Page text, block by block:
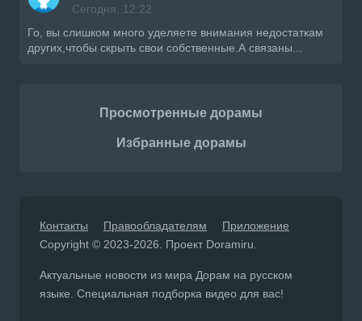
Сегодня, 12:22
Го, вы слишком много уделяете внимания недостаткам
других,чтобы скрыть свои собственные.А связаны...
Просмотренные дорамы
Избранные дорамы
Контакты Правообладателям
Приложение
Copyright © 2023-2026. Проект Doramiru.
Актуальные новости из мира Дорам на русском
языке. Специальная подборка видео для вас!